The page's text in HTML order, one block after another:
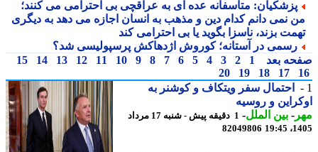
پزشکیان: متأسفانه عده ای به عراقچی بی احترامی می کنند؛
نمی دانم کدام دین و مذهب به انسان اجازه می دهد به دیگری
بزند، ناسزا بگوید یا بی احترامی کند
رسمی در آستانه؛ کوروش اژدهاکش پرسپولیسی شد؟
بعد
1
2
3
4
5
6
7
8
9
10
11
12
13
14
15
17
18
19
20
احتمال سفر ویتکاف و کوشنر به
و روسیه
-بین الملل-
1 دقیقه پیش - شنبه 17 مرداد
82049806